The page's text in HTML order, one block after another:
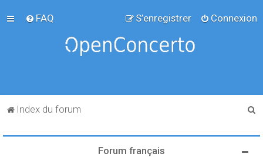
FAQ Connexion
S’enregistrer
Index du forum
Forum français